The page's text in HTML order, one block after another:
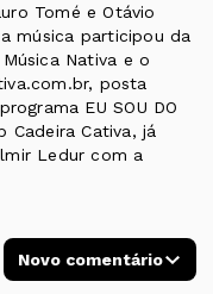
Tomé e Otávio
música participou da
Nativa e o
posta
EU SOU DO
Cadeira Cativa, já
Ledur com a
Novo comentário